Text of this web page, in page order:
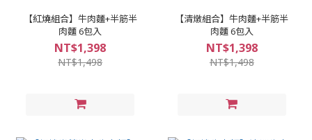
【紅燒組合】牛肉麵+半筋半
肉麵 6包入
NT$1,398
NT$1,498
【清燉組合】牛肉麵+半筋半
肉麵 6包入
NT$1,398
NT$1,498